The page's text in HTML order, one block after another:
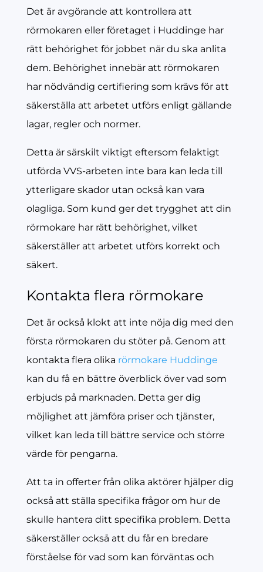
Det är avgörande att kontrollera att
rörmokaren eller företaget i Huddinge har
rätt behörighet för jobbet när du ska anlita
dem. Behörighet innebär att rörmokaren
har nödvändig certifiering som krävs för att
säkerställa att arbetet utförs enligt gällande
lagar, regler och normer.
Detta är särskilt viktigt eftersom felaktigt
utförda VVS-arbeten inte bara kan leda till
ytterligare skador utan också kan vara
olagliga. Som kund ger det trygghet att din
rörmokare har rätt behörighet, vilket
säkerställer att arbetet utförs korrekt och
säkert.
Kontakta flera rörmokare
Det är också klokt att inte nöja dig med den
första rörmokaren du stöter på. Genom att
kontakta flera olika rörmokare Huddinge
kan du få en bättre överblick över vad som
erbjuds på marknaden. Detta ger dig
möjlighet att jämföra priser och tjänster,
vilket kan leda till bättre service och större
värde för pengarna.
Att ta in offerter från olika aktörer hjälper dig
också att ställa specifika frågor om hur de
skulle hantera ditt specifika problem. Detta
säkerställer också att du får en bredare
förståelse för vad som kan förväntas och